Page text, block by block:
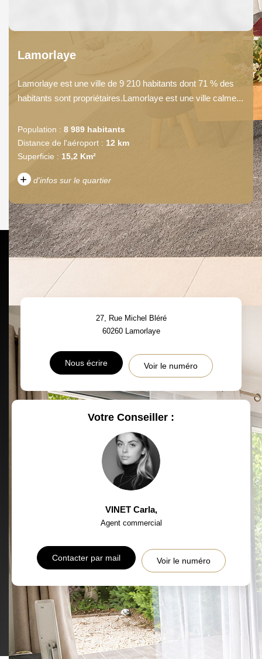
Lamorlaye
Lamorlaye est une ville de 9 210 habitants dont 71 % des
habitants sont propriétaires.Lamorlaye est une ville calme...
Population : 8 989 habitants
Distance de l'aéroport : 12 km
Superficie : 15,2 Km²
+ d'infos sur le quartier
DENSITÉ DE POPULATION ENFANTS ET ADOLESCENTS
AGE MOYEN
REVENU MENSUEL PAR
TAUX DE PROPRIÉTAIRES TAUX D'HABITATION
PART DES MÉNAGES SANS
VOITURE
DISTANCE DE L'AÉROPORT : SUPERFICIE :
RÉSULTATS DES LYCÉES
RESTAURANTS ET CAFÉS COMMERCES
27, Rue Michel Bléré
60260 Lamorlaye
Nous écrire Voir le numéro
Votre Conseiller :
VINET Carla,
Agent commercial
Contacter par mail Voir le numéro